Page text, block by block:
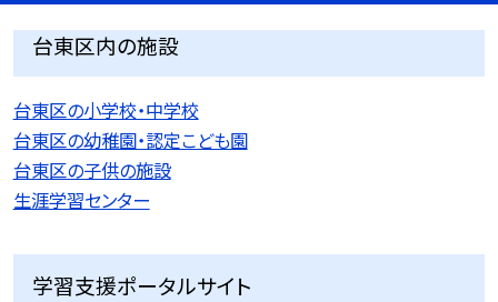
台東区内の施設
台東区の小学校・中学校
台東区の幼稚園・認定こども園
台東区の子供の施設
生涯学習センター
学習支援ポータルサイト